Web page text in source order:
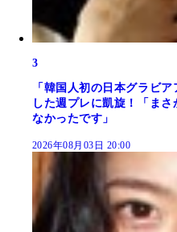
3
「韓国人初の日本グラビ
した週プレに凱旋！「ま
なかったです」
2026年08月03日 20:00